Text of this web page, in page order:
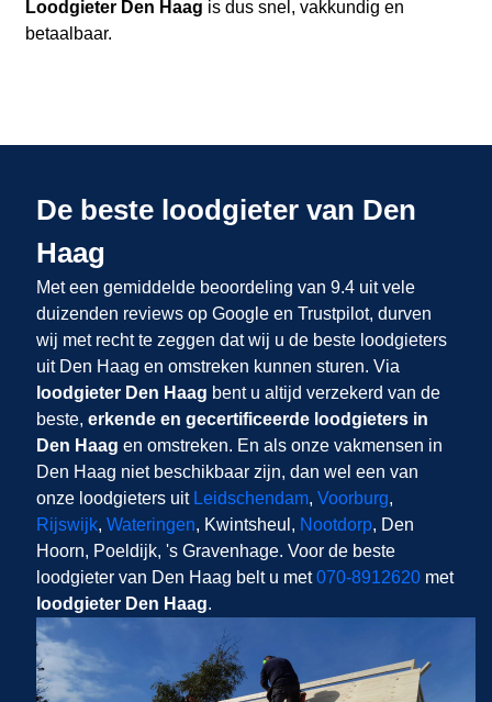
Loodgieter Den Haag is dus snel, vakkundig en
betaalbaar.
De beste loodgieter van Den
Haag
Met een gemiddelde beoordeling van 9.4 uit vele
duizenden reviews op Google en Trustpilot, durven
wij met recht te zeggen dat wij u de beste loodgieters
uit Den Haag en omstreken kunnen sturen. Via
loodgieter Den Haag bent u altijd verzekerd van de
beste, erkende en gecertificeerde loodgieters in
Den Haag en omstreken. En als onze vakmensen in
Den Haag niet beschikbaar zijn, dan wel een van
onze loodgieters uit Leidschendam, Voorburg,
Rijswijk, Wateringen, Kwintsheul, Nootdorp, Den
Hoorn, Poeldijk, 's Gravenhage. Voor de beste
loodgieter van Den Haag belt u met070-8912620met
loodgieter Den Haag.